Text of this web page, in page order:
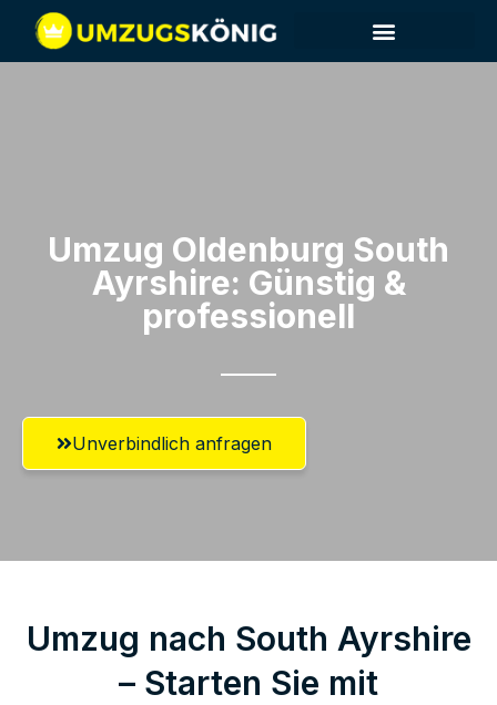
Umzug Oldenburg​ South
Ayrshire: Günstig &
professionell​
Unverbindlich anfragen
Umzug nach South Ayrshire
– Starten Sie mit